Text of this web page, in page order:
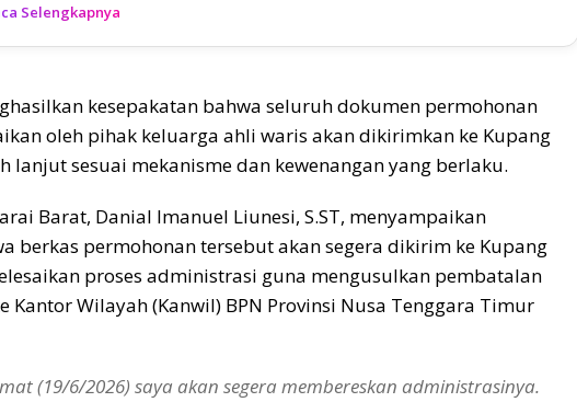
Selengkapnya
kesepakatan bahwa seluruh dokumen permohonan
oleh pihak keluarga ahli waris akan dikirimkan ke Kupang
lanjut sesuai mekanisme dan kewenangan yang berlaku.
Barat, Danial Imanuel Liunesi, S.ST, menyampaikan
berkas permohonan tersebut akan segera dikirim ke Kupang
proses administrasi guna mengusulkan pembatalan
Kantor Wilayah (Kanwil) BPN Provinsi Nusa Tenggara Timur
(19/6/2026) saya akan segera membereskan administrasinya.